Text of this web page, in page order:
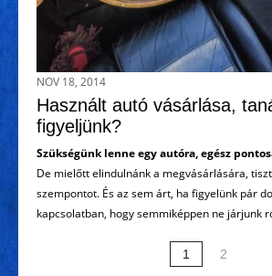
NOV 18, 2014
Használt autó vásárlása,
figyeljünk?
Szükségünk lenne egy autóra, egész
De mielőtt elindulnánk a megvásárlására,
szempontot. És az sem árt, ha figyelünk pár
kapcsolatban, hogy semmiképpen ne járjunk
1 2